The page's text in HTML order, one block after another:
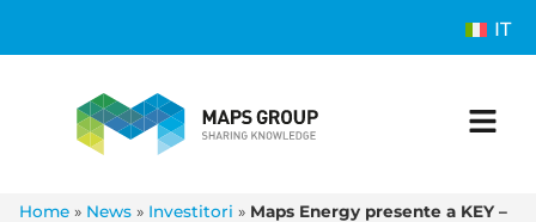
IT
Home » News » Investitori » Maps Energy presente a KEY –